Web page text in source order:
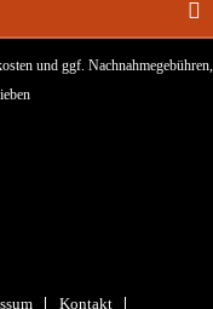
und ggf. Nachnahmegebühren,
Kontakt